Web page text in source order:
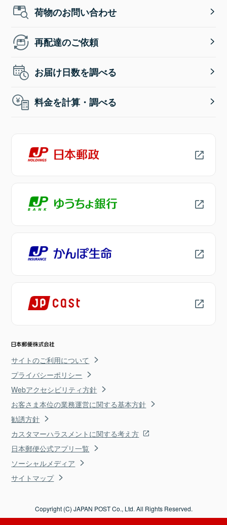
荷物のお問い合わせ
再配達のご依頼
お届け日数を調べる
料金を計算・調べる
サイトのご利用について
プライバシーポリシー
Webアクセシビリティ方針
お客さま本位の業務運営に関する基本方針
勧誘方針
カスタマーハラスメントに関する考え方
日本郵便公式アプリ一覧
ソーシャルメディア
サイトマップ
Copyright (C) JAPAN POST Co., Ltd. All Rights Reserved.